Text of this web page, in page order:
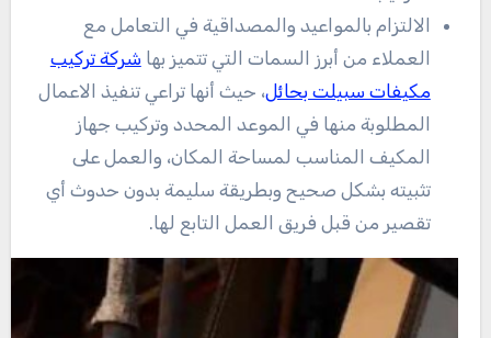
الالتزام بالمواعيد والمصداقية في التعامل مع
العملاء من أبرز السمات التي تتميز بها شركة تركيب
مكيفات سبيلت بحائل، حيث أنها تراعي تنفيذ الاعمال
المطلوبة منها في الموعد المحدد وتركيب جهاز
المكيف المناسب لمساحة المكان، والعمل على
تثبيته بشكل صحيح وبطريقة سليمة بدون حدوث أي
تقصير من قبل فريق العمل التابع لها.